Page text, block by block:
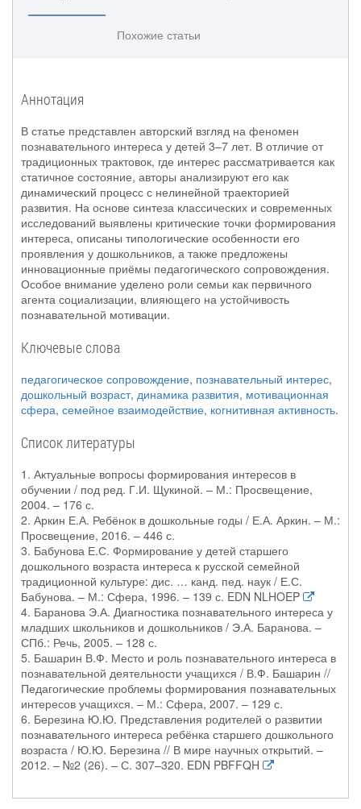
Похожие статьи
Аннотация
В статье представлен авторский взгляд на феномен
познавательного интереса у детей 3–7 лет. В отличие от
традиционных трактовок, где интерес рассматривается как
статичное состояние, авторы анализируют его как
динамический процесс с нелинейной траекторией
развития. На основе синтеза классических и современных
исследований выявлены критические точки формирования
интереса, описаны типологические особенности его
проявления у дошкольников, а также предложены
инновационные приёмы педагогического сопровождения.
Особое внимание уделено роли семьи как первичного
агента социализации, влияющего на устойчивость
познавательной мотивации.
Ключевые слова
педагогическое сопровождение, познавательный интерес,
дошкольный возраст, динамика развития, мотивационная
сфера, семейное взаимодействие, когнитивная активность.
Список литературы
1. Актуальные вопросы формирования интересов в
обучении / под ред. Г.И. Щукиной. – М.: Просвещение,
2004. – 176 с.
2. Аркин Е.А. Ребёнок в дошкольные годы / Е.А. Аркин. – М.:
Просвещение, 2016. – 446 с.
3. Бабунова Е.С. Формирование у детей старшего
дошкольного возраста интереса к русской семейной
традиционной культуре: дис. … канд. пед. наук / Е.С.
Бабунова. – М.: Сфера, 1996. – 139 с. EDN NLHOEP
4. Баранова Э.А. Диагностика познавательного интереса у
младших школьников и дошкольников / Э.А. Баранова. –
СПб.: Речь, 2005. – 128 с.
5. Башарин В.Ф. Место и роль познавательного интереса в
познавательной деятельности учащихся / В.Ф. Башарин //
Педагогические проблемы формирования познавательных
интересов учащихся. – М.: Сфера, 2007. – 129 с.
6. Березина Ю.Ю. Представления родителей о развитии
познавательного интереса ребёнка старшего дошкольного
возраста / Ю.Ю. Березина // В мире научных открытий. –
2012. – №2 (26). – С. 307–320. EDN PBFFQH